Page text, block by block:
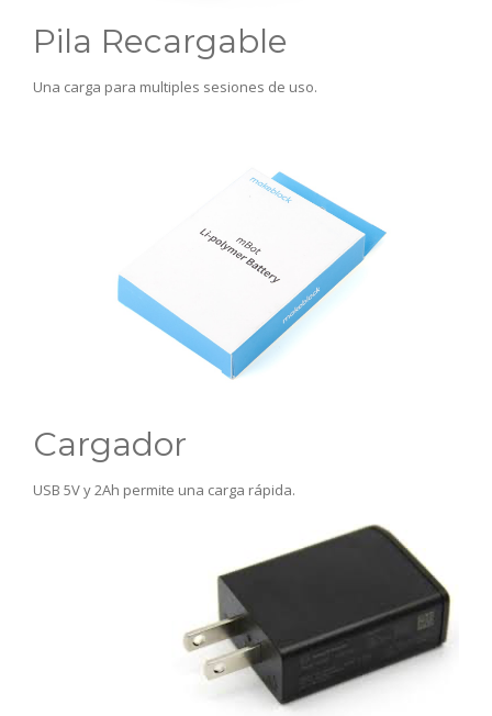
Pila Recargable
Una carga para multiples sesiones de uso.
Cargador
USB 5V y 2Ah permite una carga rápida.